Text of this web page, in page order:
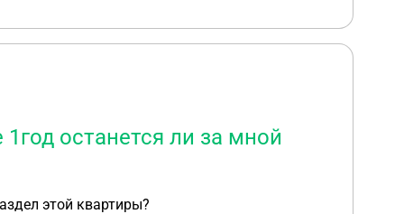
останется ли за мной
этой квартиры?